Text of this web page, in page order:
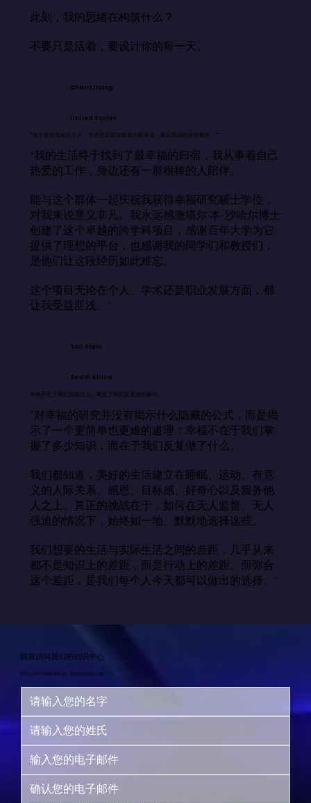
此刻，我的思绪在构筑什么？
不要只是活着，要设计你的每一天。
Charis Irving
United States
“这个项目无论从个人、学术还是职业发展方面来说，都让我感到非常愉快。”
“我的生活终于找到了最幸福的归宿，我从事着自己
热爱的工作，身边还有一群很棒的人陪伴。
能与这个群体一起庆祝我获得幸福研究硕士学位，
对我来说意义非凡。我永远感激塔尔·本-沙哈尔博士
创建了这个卓越的跨学科项目，感谢百年大学为它
提供了理想的平台，也感谢我的同学们和教授们，
是他们让这段经历如此难忘。
这个项目无论在个人、学术还是职业发展方面，都
让我受益匪浅。”
Tali Stein
South Africa
幸福不在于我们知道什么，而在于我们反复做的事情。
“对幸福的研究并没有揭示什么隐藏的公式，而是揭
示了一个更简单也更难的道理：幸福不在于我们掌
握了多少知识，而在于我们反复做了什么。
我们都知道，美好的生活建立在睡眠、运动、有意
义的人际关系、感恩、目标感、好奇心以及服务他
人之上。真正的挑战在于，如何在无人监督、无人
强迫的情况下，始终如一地、默默地选择这些。
我们想要的生活与实际生活之间的差距，几乎从来
都不是知识上的差距，而是行动上的差距。而弥合
这个差距，是我们每个人今天都可以做出的选择。”
独家访问我们的知识中心
立即订阅并开始您更幸福、更充实的生活之旅！